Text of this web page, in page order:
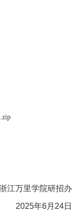
江万里学院研招办
2025年6月24日